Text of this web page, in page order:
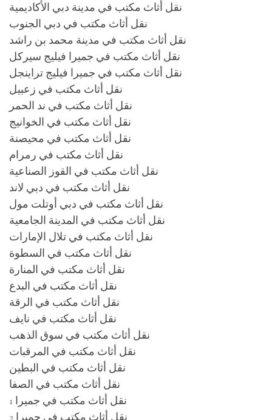
نقل أثاث مكتب في مدينة دبي الأكاديمية
نقل أثاث مكتب في دبي الجنوب
نقل أثاث مكتب في مدينة محمد بن راشد
نقل أثاث مكتب في جميرا فيليج سيركل
نقل أثاث مكتب في جميرا فيليج تراينجل
نقل أثاث مكتب في زعبيل
نقل أثاث مكتب في ند الحمر
نقل أثاث مكتب في الخوانيج
نقل أثاث مكتب في محيصنة
نقل أثاث مكتب في رمرام
نقل أثاث مكتب في القوز الصناعية
نقل أثاث مكتب في دبي لاند
نقل أثاث مكتب في دبي أوتلت مول
نقل أثاث مكتب في المدينة الجامعية
نقل أثاث مكتب في تلال الإمارات
نقل أثاث مكتب في السطوة
نقل أثاث مكتب في المنارة
نقل أثاث مكتب في البدع
نقل أثاث مكتب في الرقة
نقل أثاث مكتب في نايف
نقل أثاث مكتب في سوق الذهب
نقل أثاث مكتب في المرقبات
نقل أثاث مكتب في البطين
نقل أثاث مكتب في الصفا
نقل أثاث مكتب في جميرا 1
نقل أثاث مكتب في جميرا 2